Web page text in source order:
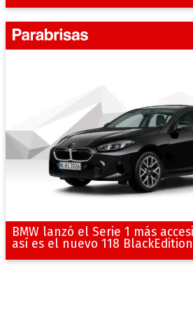
BMW lanzó el Serie 1 más
así es el nuevo 118 BlackEdition